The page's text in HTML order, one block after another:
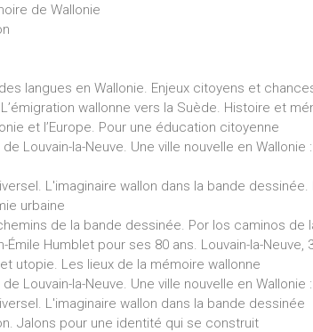
de Wallonie
langues en Wallonie. Enjeux citoyens et
wallonne vers la Suède. Histoire et
et l’Europe. Pour une éducation citoyenne
Louvain-la-Neuve. Une ville nouvelle en
L'imaginaire wallon dans la bande
urbaine
de la bande dessinée. Por los caminos de
Émile Humblet pour ses 80 ans. Louvain-la-Neuve,
utopie. Les lieux de la mémoire wallonne
Louvain-la-Neuve. Une ville nouvelle en
L'imaginaire wallon dans la bande dessinée
Jalons pour une identité qui se construit